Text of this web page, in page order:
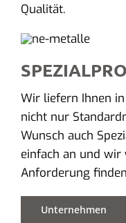
Qualität.
Wir liefern Ihnen
nicht nur
Wunsch auch
einfach an und
Anforderung
Unternehmen